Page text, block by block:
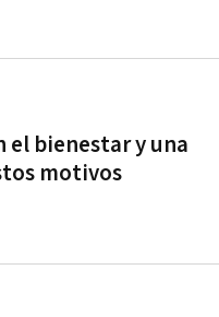
el bienestar y una
motivos